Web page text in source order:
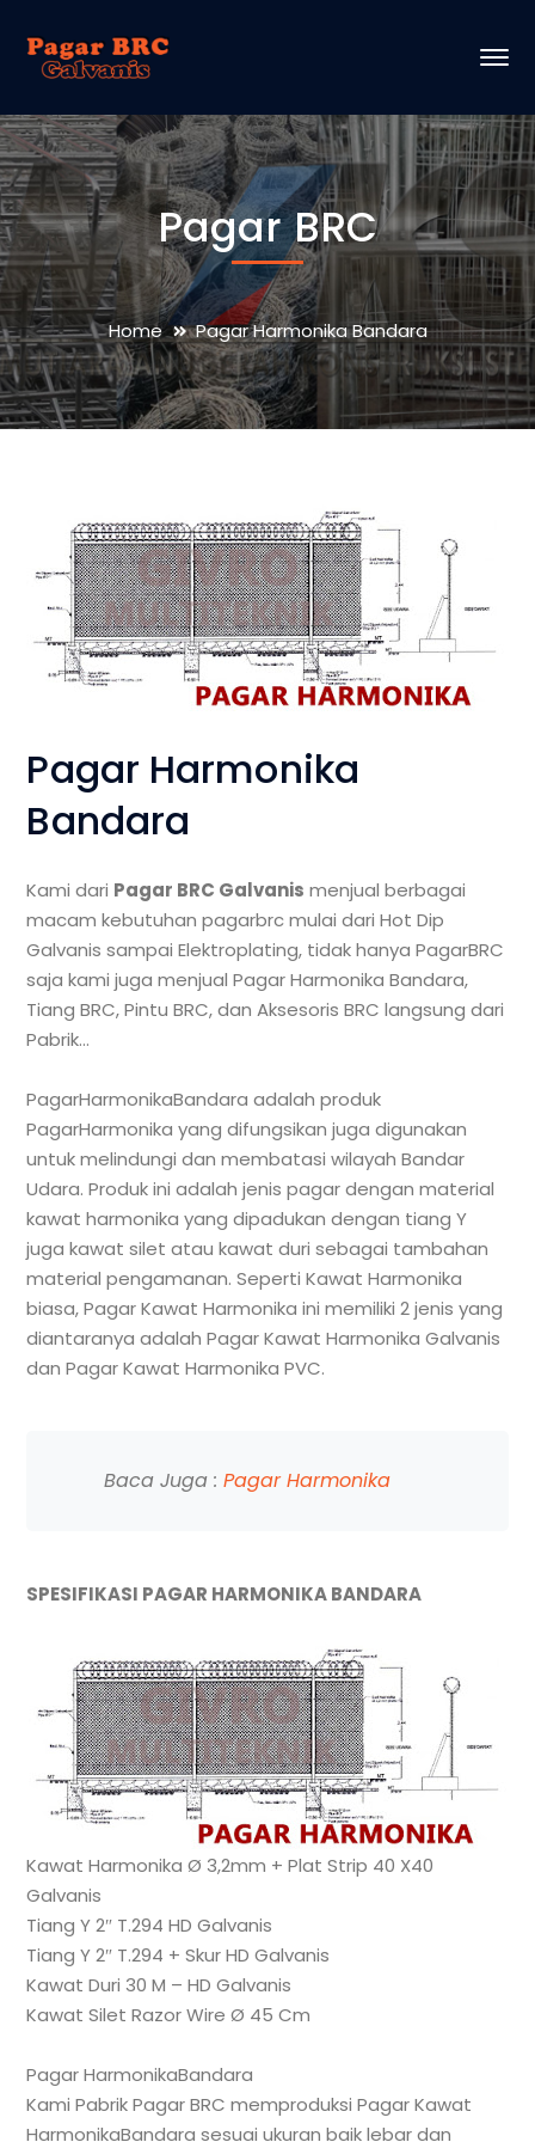
Pagar BRC
Home Pagar Harmonika Bandara
Pagar Harmonika
Bandara
Kami dari Pagar BRC Galvanis menjual berbagai
macam kebutuhan pagarbrc mulai dari Hot Dip
Galvanis sampai Elektroplating, tidak hanya PagarBRC
saja kami juga menjual Pagar Harmonika Bandara,
Tiang BRC, Pintu BRC, dan Aksesoris BRC langsung dari
Pabrik…
PagarHarmonikaBandara adalah produk
PagarHarmonika yang difungsikan juga digunakan
untuk melindungi dan membatasi wilayah Bandar
Udara. Produk ini adalah jenis pagar dengan material
kawat harmonika yang dipadukan dengan tiang Y
juga kawat silet atau kawat duri sebagai tambahan
material pengamanan. Seperti Kawat Harmonika
biasa, Pagar Kawat Harmonika ini memiliki 2 jenis yang
diantaranya adalah Pagar Kawat Harmonika Galvanis
dan Pagar Kawat Harmonika PVC.
Baca Juga :Pagar Harmonika
SPESIFIKASI PAGAR HARMONIKA BANDARA
Kawat Harmonika Ø 3,2mm + Plat Strip 40 X40
Galvanis
Tiang Y 2″ T.294 HD Galvanis
Tiang Y 2″ T.294 + Skur HD Galvanis
Kawat Duri 30 M – HD Galvanis
Kawat Silet Razor Wire Ø 45 Cm
Pagar HarmonikaBandara
Kami Pabrik Pagar BRC memproduksi Pagar Kawat
HarmonikaBandara sesuai ukuran baik lebar dan